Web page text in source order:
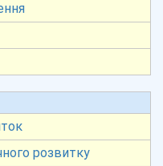
розвитку